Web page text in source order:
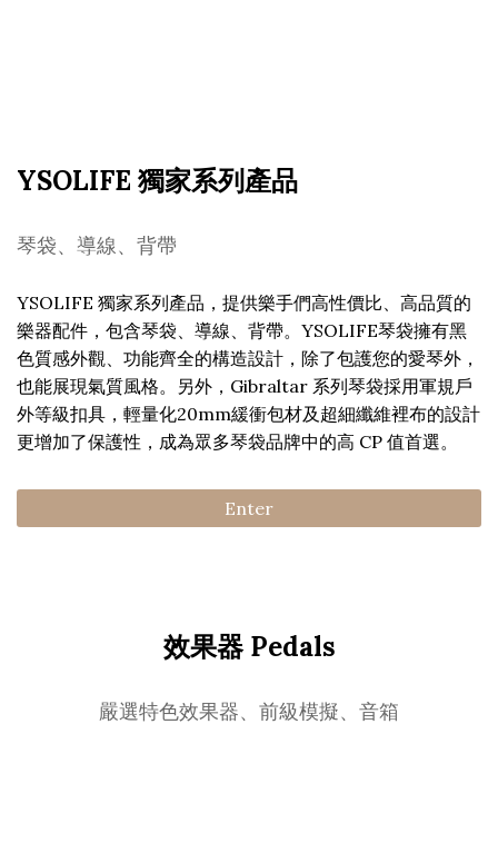
YSOLIFE 獨家系列產品
琴袋、導線、背帶
YSOLIFE 獨家系列產品，提供樂手們高性價比、高品質的
樂器配件，包含琴袋、導線、背帶。YSOLIFE琴袋擁有黑
色質感外觀、功能齊全的構造設計，除了包護您的愛琴外，
也能展現氣質風格。另外，Gibraltar 系列琴袋採用軍規戶
外等級扣具，輕量化20mm緩衝包材及超細纖維裡布的設計
更增加了保護性，成為眾多琴袋品牌中的高 CP 值首選。
Enter
效果器 Pedals
嚴選特色效果器、前級模擬、音箱